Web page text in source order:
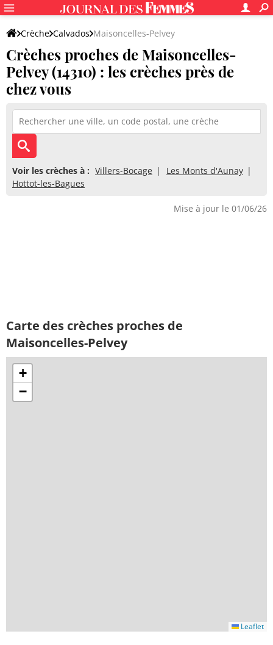
Crèche Calvados Maisoncelles-Pelvey
Crèches proches de Maisoncelles-
Pelvey (14310) : les crèches près de
chez vous
Voir les crèches à : Villers-Bocage
Les Monts d'Aunay
Hottot-les-Bagues
Mise à jour le 01/06/26
Carte des crèches proches de
Maisoncelles-Pelvey
+
−
Leaflet